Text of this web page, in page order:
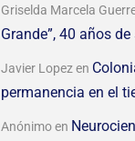
Griselda Marcela
Grande”, 40 años
Javier Lopezen
permanencia en el
Anónimoen